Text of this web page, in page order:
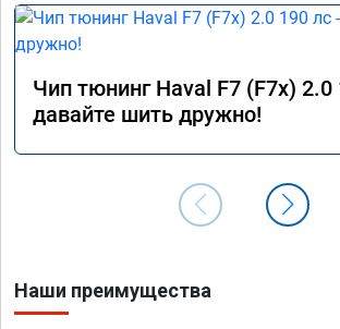
Чип тюнинг Haval F7 (F7x) 2.0
давайте шить дружно!
Наши преимущества